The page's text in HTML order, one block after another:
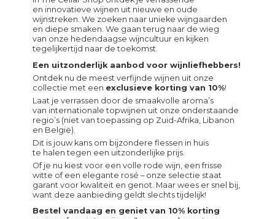
en innovatieve wijnen uit nieuwe en oude
wijnstreken. We zoeken naar unieke wijngaarden
en diepe smaken. We gaan terug naar de wieg
van onze hedendaagse wijncultuur en kijken
tegelijkertijd naar de toekomst.
Een uitzonderlijk aanbod voor wijnliefhebbers!
Ontdek nu de meest verfijnde wijnen uit onze
collectie met een exclusieve korting van 10%!
Laat je verrassen door de smaakvolle aroma’s
van internationale topwijnen uit onze onderstaande
regio’s (niet van toepassing op Zuid-Afrika, Libanon
en België).
Dit is jouw kans om bijzondere flessen in huis
te halen tegen een uitzonderlijke prijs.
Of je nu kiest voor een volle rode wijn, een frisse
witte of een elegante rosé – onze selectie staat
garant voor kwaliteit en genot. Maar wees er snel bij,
want deze aanbieding geldt slechts tijdelijk!
Bestel vandaag en geniet van 10% korting